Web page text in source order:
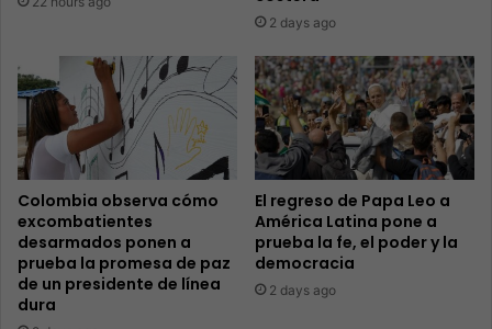
2 days ago
Colombia observa cómo
excombatientes
desarmados ponen a
prueba la promesa de paz
de un presidente de línea
dura
El regreso de Papa Leo a
América Latina pone a
prueba la fe, el poder y la
democracia
2 days ago